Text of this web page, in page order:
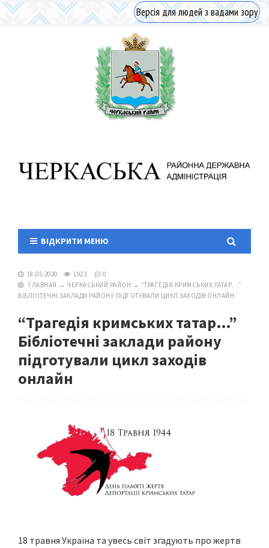
Версія для людей з вадами зору
ВІДКРИТИ МЕНЮ
18.05.2020 1923
0
ГЛАВНАЯ → ЧЕРКАСЬКИЙ РАЙОН → “ТРАГЕДІЯ КРИМСЬКИХ ТАТАР…”
БІБЛІОТЕЧНІ ЗАКЛАДИ РАЙОНУ ПІДГОТУВАЛИ ЦИКЛ ЗАХОДІВ ОНЛАЙН
“Трагедія кримських татар…”
Бібліотечні заклади району
підготували цикл заходів
онлайн
18 травня Україна та увесь світ згадують про жертв